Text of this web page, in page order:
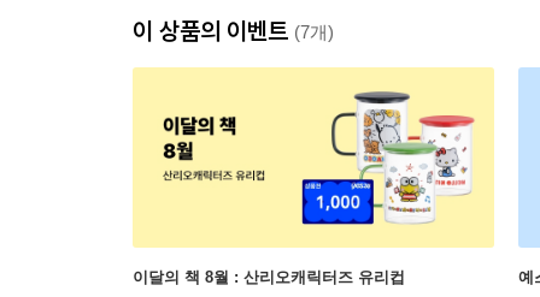
이 상품의 이벤트 (7개)
이달의 책 8월 : 산리오캐릭터즈 유리컵 예